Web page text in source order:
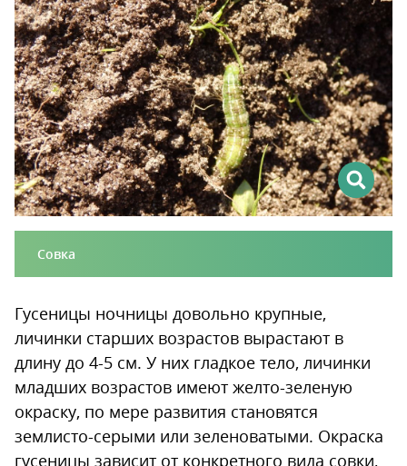
Совка
Гусеницы ночницы довольно крупные,
личинки старших возрастов вырастают в
длину до 4-5 см. У них гладкое тело, личинки
младших возрастов имеют желто-зеленую
окраску, по мере развития становятся
землисто-серыми или зеленоватыми. Окраска
гусеницы зависит от конкретного вида совки,